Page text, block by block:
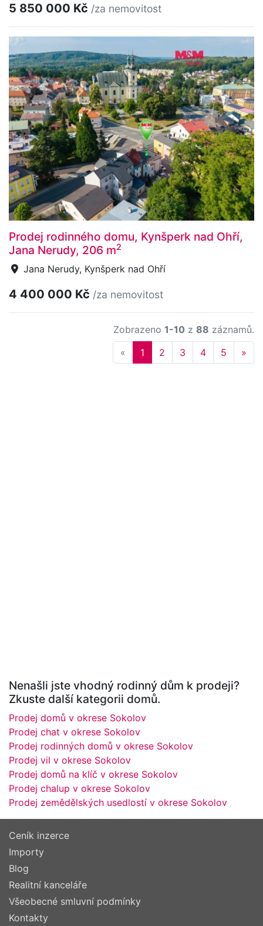
5 850 000 Kč /za nemovitost
Prodej rodinného domu, Kynšperk nad Ohří,
Jana Nerudy, 206 m2
Jana Nerudy, Kynšperk nad Ohří
4 400 000 Kč /za nemovitost
Zobrazeno 1-10 z 88 záznamů.
« Previous
1 2 3 4 5 »
Nenašli jste vhodný rodinný dům k prodeji?
Zkuste další kategorii domů.
Prodej domů v okrese Sokolov
Prodej chat v okrese Sokolov
Prodej rodinných domů v okrese Sokolov
Prodej vil v okrese Sokolov
Prodej domů na klíč v okrese Sokolov
Prodej chalup v okrese Sokolov
Prodej zemědělských usedlostí v okrese Sokolov
Ceník inzerce
Importy
Blog
Realitní kanceláře
Všeobecné smluvní podmínky
Kontakty